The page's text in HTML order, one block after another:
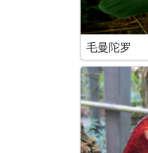
毛曼陀罗